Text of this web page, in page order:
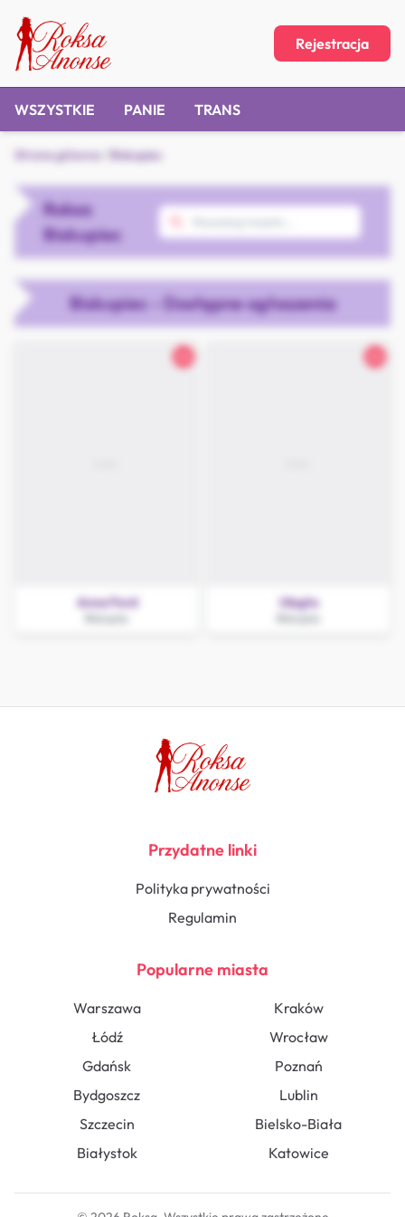
Rejestracja
WSZYSTKIE PANIE TRANS
Strona główna Biskupiec
Roksa
Biskupiec
Biskupiec - Dostępne ogłoszenia
Anna Ford Uległa
Przydatne linki
Polityka prywatności
Regulamin
Popularne miasta
Warszawa
Kraków
Łódź
Wrocław
Gdańsk
Poznań
Bydgoszcz
Lublin
Szczecin
Bielsko-Biała
Białystok
Katowice